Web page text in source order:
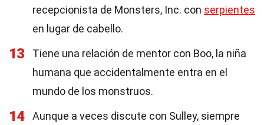
recepcionista de Monsters, Inc. con serpientes
en lugar de cabello.
13
Tiene una relación de mentor con Boo, la niña
humana que accidentalmente entra en el
mundo de los monstruos.
14
Aunque a veces discute con Sulley, siempre